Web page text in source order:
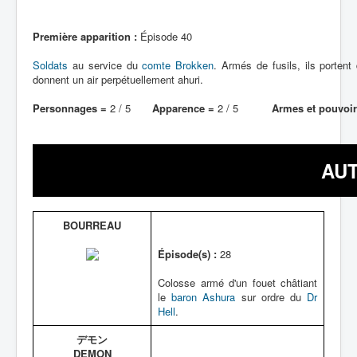
Première apparition : Épisode 40
Soldats au service ducomte Brokken. Armés de fusils, ils portent
donnent un air perpétuellement ahuri.
Personnages = 2 / 5 Apparence = 2 / 5 Armes et
BOURREAU
Épisode(s) : 28
Colosse armé d'un fouet châtiant
lebaron Ashura sur ordre du Dr
Hell.
デモン
DEMON